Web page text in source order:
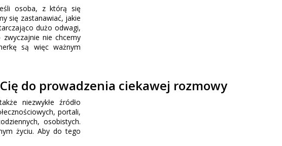
osoba, z którą się
się zastanawiać, jakie
dużo odwagi,
nie chcemy
są więc ważnym
do prowadzenia ciekawej rozmowy
niezwykłe źródło
portali,
osobistych.
życiu. Aby do tego